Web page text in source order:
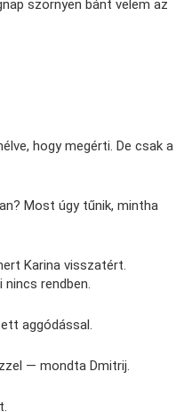
szörnyen bánt velem az
hogy megérti. De csak a
Most úgy tűnik, mintha
Karina visszatért.
rendben.
aggódással.
— mondta Dmitrij.